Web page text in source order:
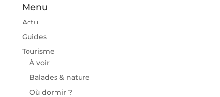
Menu
Actu
Guides
Tourisme
À voir
Balades & nature
Où dormir ?